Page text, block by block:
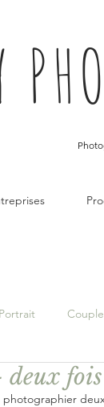
Portrait Couple
photographier